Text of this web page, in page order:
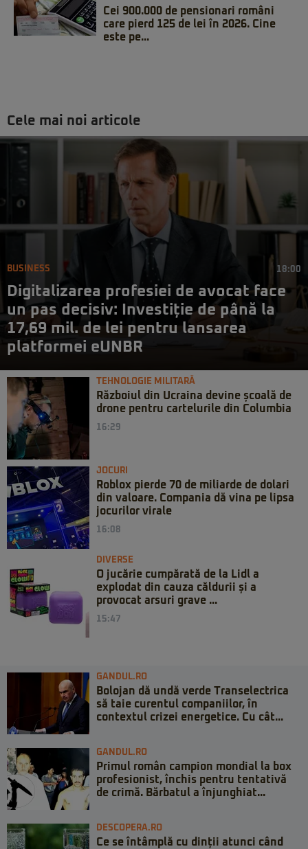
Cei 900.000 de pensionari români
care pierd 125 de lei în 2026. Cine
este pe...
Cele mai noi articole
BUSINESS 18:00
Digitalizarea profesiei de avocat face
un pas decisiv: Investiție de până la
17,69 mil. de lei pentru lansarea
platformei eUNBR
TEHNOLOGIE MILITARĂ
Războiul din Ucraina devine școală de
drone pentru cartelurile din Columbia
16:29
JOCURI
Roblox pierde 70 de miliarde de dolari
din valoare. Compania dă vina pe lipsa
jocurilor virale
16:08
DIVERSE
O jucărie cumpărată de la Lidl a
explodat din cauza căldurii și a
provocat arsuri grave ...
15:47
GANDUL.RO
Bolojan dă undă verde Transelectrica
să taie curentul companiilor, în
contextul crizei energetice. Cu cât...
GANDUL.RO
Primul român campion mondial la box
profesionist, închis pentru tentativă
de crimă. Bărbatul a înjunghiat...
DESCOPERA.RO
Ce se întâmplă cu dinții atunci când